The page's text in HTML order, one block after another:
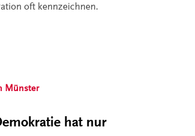
oft kennzeichnen.
Münster
hat nur